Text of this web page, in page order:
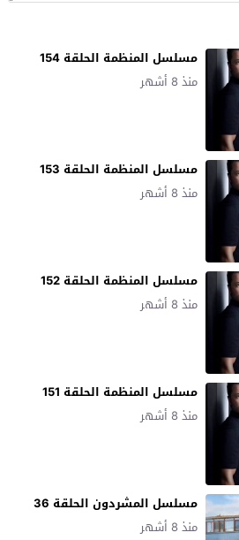
مسلسل المنظمة الحلقة 154
منذ 8 أشهر
مسلسل المنظمة الحلقة 153
منذ 8 أشهر
مسلسل المنظمة الحلقة 152
منذ 8 أشهر
مسلسل المنظمة الحلقة 151
منذ 8 أشهر
مسلسل المشردون الحلقة 36
منذ 8 أشهر